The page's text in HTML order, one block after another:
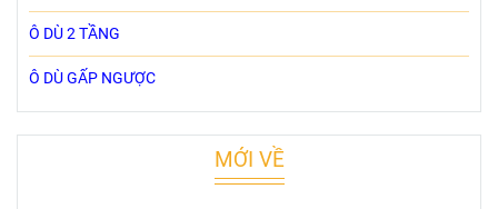
Ô DÙ 2 TẦNG
Ô DÙ GẤP NGƯỢC
MỚI VỀ